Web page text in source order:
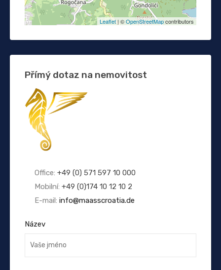
Leaflet| ©OpenStreetMapcontributors
Přímý dotaz na nemovitost
Office: +49 (0) 571 597 10 000
Mobilní: +49 (0)174 10 12 10 2
E-mail: info@maasscroatia.de
Název